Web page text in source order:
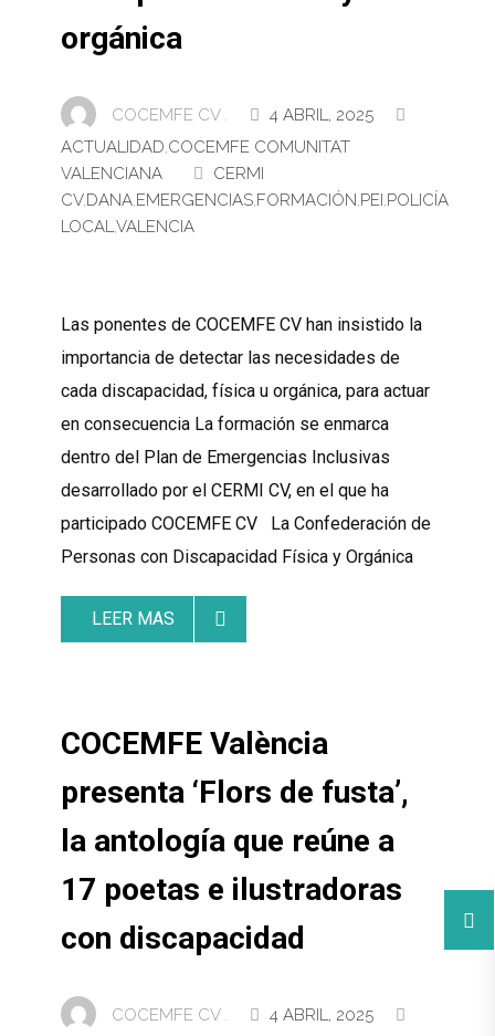
orgánica
COCEMFE CV .
4 ABRIL, 2025
ACTUALIDAD,COCEMFE COMUNITAT
VALENCIANA
CERMI
CV,DANA,EMERGENCIAS,FORMACIÓN,PEI ,POLICÍA
LOCAL,VALENCIA
Las ponentes de COCEMFE CV han insistido la
importancia de detectar las necesidades de
cada discapacidad, física u orgánica, para actuar
en consecuencia La formación se enmarca
dentro del Plan de Emergencias Inclusivas
desarrollado por el CERMI CV, en el que ha
participado COCEMFE CV La Confederación de
Personas con Discapacidad Física y Orgánica
LEER MAS
COCEMFE València
presenta ‘Flors de fusta’,
la antología que reúne a
17 poetas e ilustradoras
con discapacidad
COCEMFE CV .
4 ABRIL, 2025